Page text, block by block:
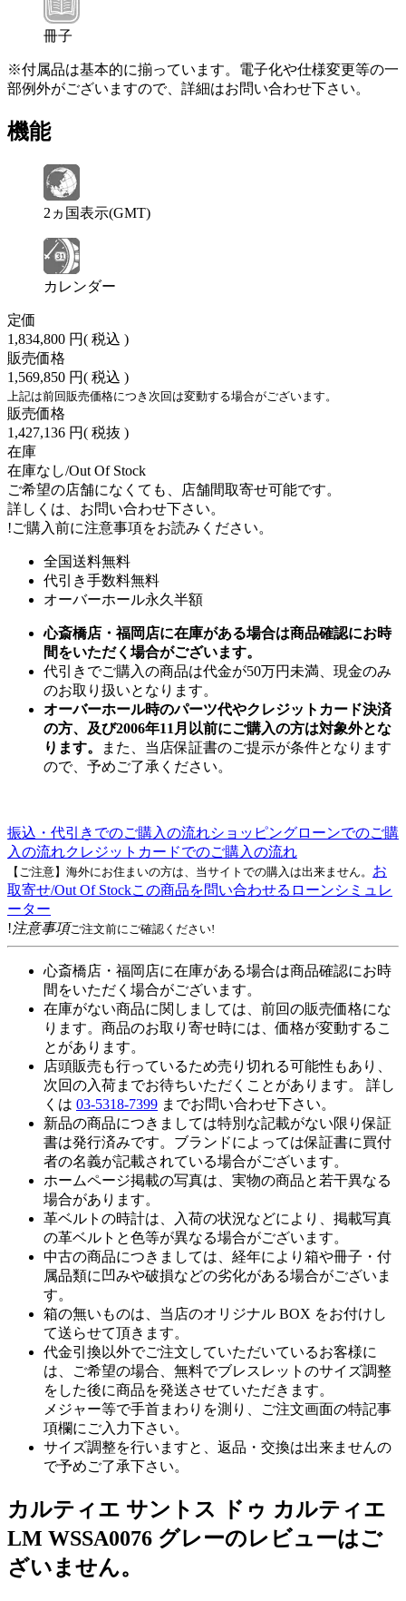
冊子
※付属品は基本的に揃っています。電子化や仕様変更等の一
部例外がございますので、詳細はお問い合わせ下さい。
機能
2ヵ国表示(GMT)
カレンダー
定価
1,834,800 円( 税込 )
販売価格
1,569,850 円( 税込 )
上記は前回販売価格につき次回は変動する場合がございます。
販売価格
1,427,136 円( 税抜 )
在庫
在庫なし/Out Of Stock
ご希望の店舗になくても、店舗間取寄せ可能です。
詳しくは、お問い合わせ下さい。
!ご購入前に注意事項をお読みください。
全国送料無料
代引き手数料無料
オーバーホール永久半額
心斎橋店・福岡店に在庫がある場合は商品確認にお時
間をいただく場合がございます。
代引きでご購入の商品は代金が50万円未満、現金のみ
のお取り扱いとなります。
オーバーホール時のパーツ代やクレジットカード決済
の方、及び2006年11月以前にご購入の方は対象外とな
ります。
また、当店保証書のご提示が条件となります
ので、予めご了承ください。
振込・代引きでのご購入の流れショッピングローンでのご購
入の流れクレジットカードでのご購入の流れ
【ご注意】海外にお住まいの方は、当サイトでの購入は出来ません。 お
取寄せ/Out Of Stockこの商品を問い合わせる ローンシミュレ
ーター
!注意事項ご注文前にご確認ください!
心斎橋店・福岡店に在庫がある場合は商品確認にお時
間をいただく場合がございます。
在庫がない商品に関しましては、前回の販売価格にな
ります。商品のお取り寄せ時には、価格が変動するこ
とがあります。
店頭販売も行っているため売り切れる可能性もあり、
次回の入荷までお待ちいただくことがあります。 詳し
くは 03-5318-7399 までお問い合わせ下さい。
新品の商品につきましては特別な記載がない限り保証
書は発行済みです。ブランドによっては保証書に買付
者の名義が記載されている場合がございます。
ホームページ掲載の写真は、実物の商品と若干異なる
場合があります。
革ベルトの時計は、入荷の状況などにより、掲載写真
の革ベルトと色等が異なる場合がございます。
中古の商品につきましては、経年により箱や冊子・付
属品類に凹みや破損などの劣化がある場合がございま
す。
箱の無いものは、当店のオリジナル BOX をお付けし
て送らせて頂きます。
代金引換以外でご注文していただいているお客様に
は、ご希望の場合、無料でブレスレットのサイズ調整
をした後に商品を発送させていただきます。
メジャー等で手首まわりを測り、ご注文画面の特記事
項欄にご入力下さい。
サイズ調整を行いますと、返品・交換は出来ませんの
で予めご了承下さい。
カルティエ サントス ドゥ カルティエ
LM WSSA0076 グレーのレビューはご
ざいません。